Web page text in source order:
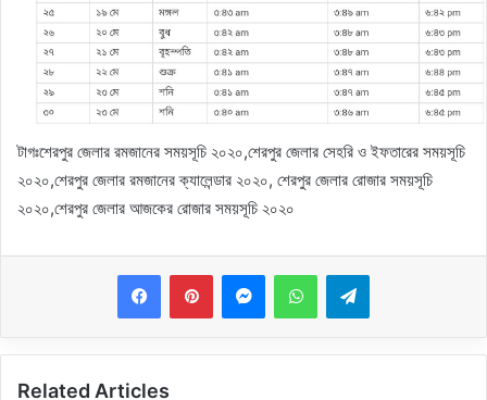
টাগঃশেরপুর জেলার রমজানের সময়সূচি ২০২০,শেরপুর জেলার সেহরি ও ইফতারের সময়সূচি
২০২০,শেরপুর জেলার রমজানের ক্যালেন্ডার ২০২০, শেরপুর জেলার রোজার সময়সূচি
২০২০,শেরপুর জেলার আজকের রোজার সময়সূচি ২০২০
MessengerWhatsAppTelegram
Related Articles